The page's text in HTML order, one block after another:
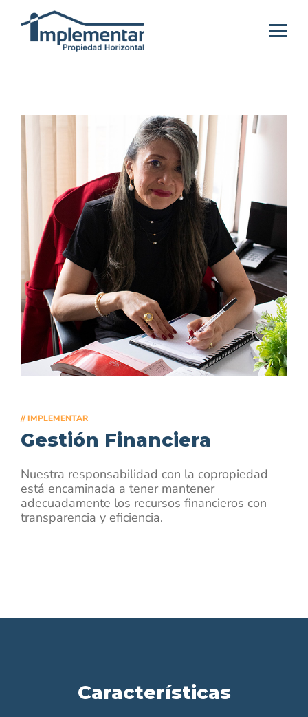
// IMPLEMENTAR
Gestión Financiera
Nuestra responsabilidad con la copropiedad
está encaminada a tener mantener
adecuadamente los recursos financieros con
transparencia y eficiencia.
Características